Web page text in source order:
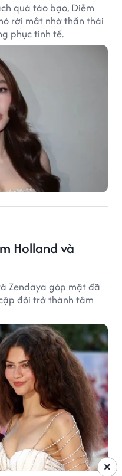
quá táo bạo, Diễm
rời mắt nhờ thần thái
phục tinh tế.
Holland và
Zendaya góp mặt đã
đôi trở thành tâm
×